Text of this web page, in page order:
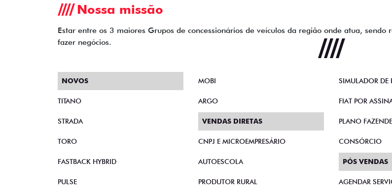
Nossa missão
Estar entre os 3 maiores Grupos de concessionários de veículos da região onde atua,
fazer negócios.
NOVOS
TITANO
STRADA
TORO
FASTBACK HYBRID
PULSE
MOBI
ARGO
VENDAS DIRETAS
CNPJ E MICROEMPRESÁRIO
AUTOESCOLA
PRODUTOR RURAL
SIMULADOR DE
FIAT POR
PLANO
CONSÓRCIO
PÓS VENDAS
AGENDAR